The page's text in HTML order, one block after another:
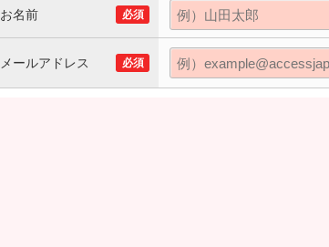
お名前 必須
メールアドレス 必須